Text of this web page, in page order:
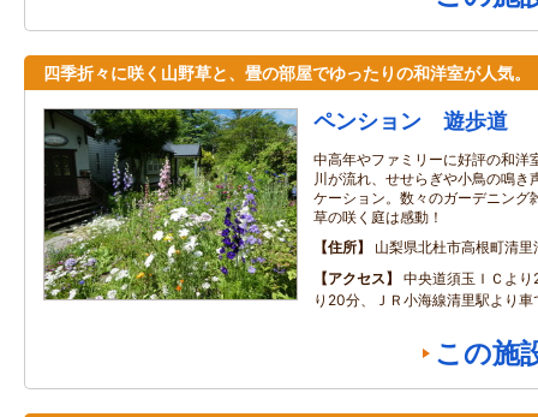
四季折々に咲く山野草と、畳の部屋でゆったりの和洋室が人気。
ペンション 遊歩道
中高年やファミリーに好評の和洋
川が流れ、せせらぎや小鳥の鳴き
ケーション。数々のガーデニング
草の咲く庭は感動！
住所
山梨県北杜市高根町清里
アクセス
中央道須玉ＩＣよ
り20分、ＪＲ小海線清里駅より車
この施